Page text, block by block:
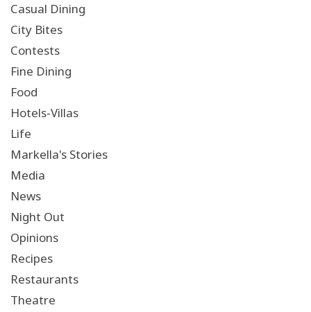
Casual Dining
City Bites
Contests
Fine Dining
Food
Hotels-Villas
Life
Markella's Stories
Media
News
Night Out
Opinions
Recipes
Restaurants
Theatre